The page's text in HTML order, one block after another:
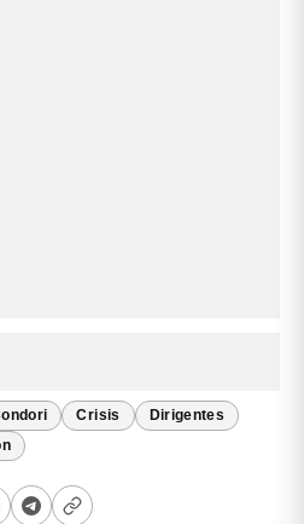
Crisis Dirigentes